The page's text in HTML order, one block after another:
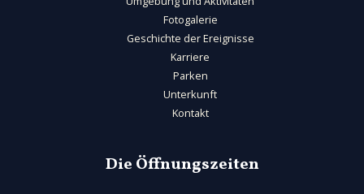
Fotogalerie
Geschichte der Ereignisse
Karriere
Parken
Unterkunft
Kontakt
Die Öffnungszeiten